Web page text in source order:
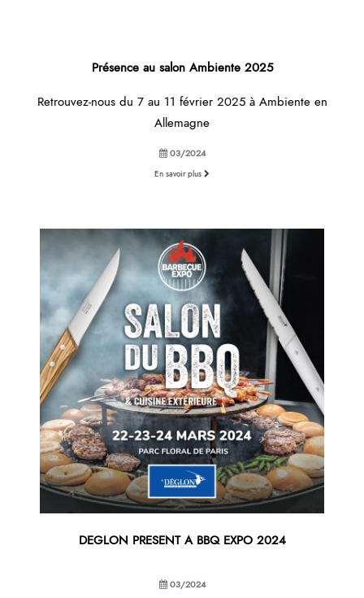
Présence au salon Ambiente 2025
Retrouvez-nous du 7 au 11 février 2025 à Ambiente en
Allemagne
03/2024
En savoir plus
DEGLON PRESENT A BBQ EXPO 2024
03/2024